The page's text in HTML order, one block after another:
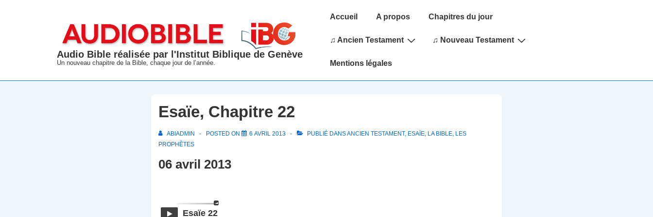
Audio Bible réalisée par l'Institut Biblique de Genève
Un nouveau chapitre de la Bible, chaque jour de l’année.
Main
Accueil A propos Chapitres du jour
♫ Ancien Testament ♫ Nouveau Testament
Mentions légales
Esaïe, Chapitre 22
ABIADMIN POSTED ON 6 AVRIL 2013 PUBLIÉ DANSANCIEN TESTAMENT, ESAÏE, LA BIBLE, LES
PROPHÈTES
06 avril 2013
Esaïe 22